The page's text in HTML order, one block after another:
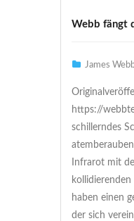
Webb fängt
James
https://
schillerndes
Infrarot mit
haben einen
der sich